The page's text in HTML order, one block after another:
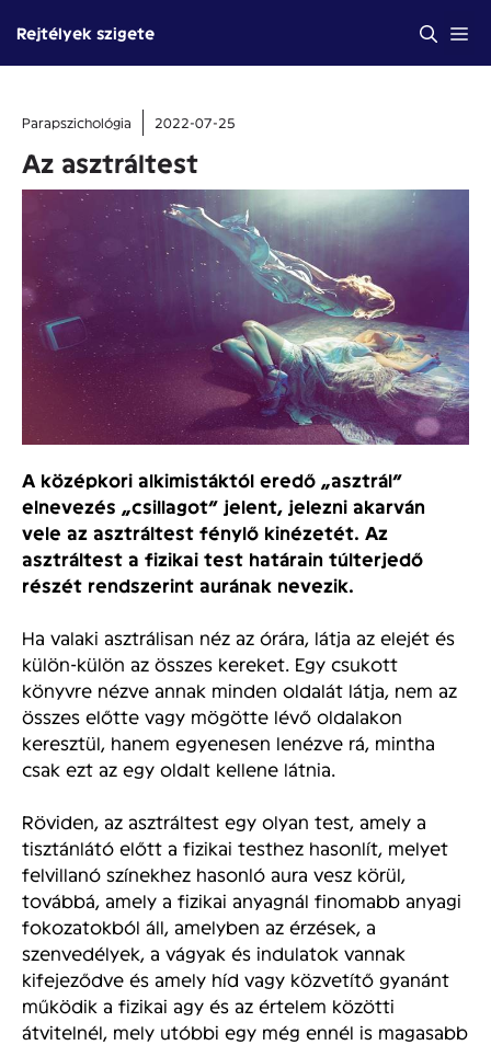
tartalomba
Rejtélyek szigete
Parapszichológia 2022-07-25
Az asztráltest
A középkori alkimistáktól eredő „asztrál”
elnevezés „csillagot” jelent, jelezni akarván
vele az asztráltest fénylő kinézetét. Az
asztráltest a fizikai test határain túlterjedő
részét rendszerint aurának nevezik.
Ha valaki asztrálisan néz az órára, látja az elejét és
külön-külön az összes kereket. Egy csukott
könyvre nézve annak minden oldalát látja, nem az
összes előtte vagy mögötte lévő oldalakon
keresztül, hanem egyenesen lenézve rá, mintha
csak ezt az egy oldalt kellene látnia.
Röviden, az asztráltest egy olyan test, amely a
tisztánlátó előtt a fizikai testhez hasonlít, melyet
felvillanó színekhez hasonló aura vesz körül,
továbbá, amely a fizikai anyagnál finomabb anyagi
fokozatokból áll, amelyben az érzések, a
szenvedélyek, a vágyak és indulatok vannak
kifejeződve és amely híd vagy közvetítő gyanánt
működik a fizikai agy és az értelem közötti
átvitelnél, mely utóbbi egy még ennél is magasabb